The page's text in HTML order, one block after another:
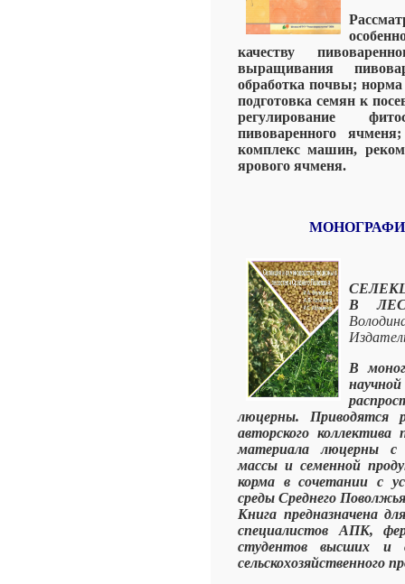
качеству
выращивания
обработка почвы;
подготовка семян к
регулирование
пивоваренного
комплекс машин,
ярового ячменя.
В
В
люцерны. Приводятся
авторского
материала люцерны с
массы и семенной
корма в сочетании с
среды Среднего
Книга предназначена
специалистов АПК,
студентов высших и
сельскохозяйственного